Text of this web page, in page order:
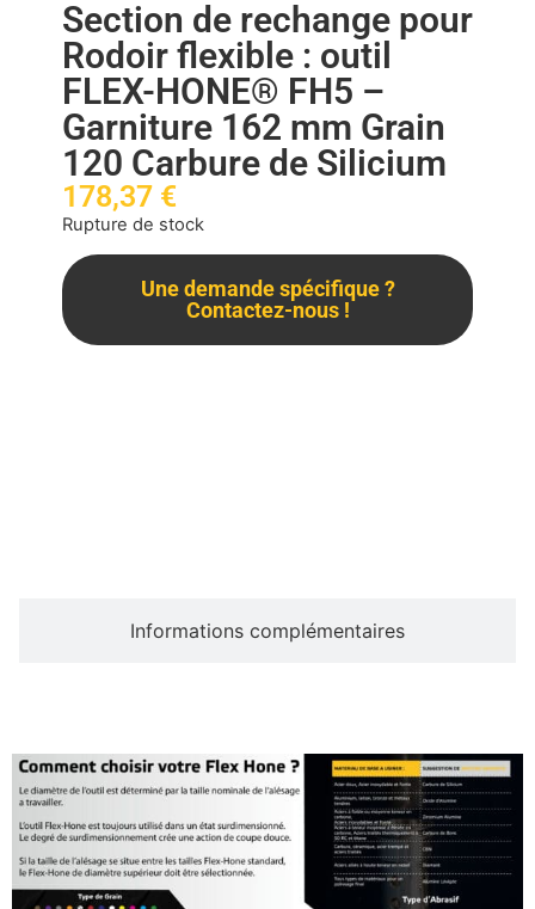
Section de rechange pour
Rodoir flexible : outil
FLEX-HONE® FH5 –
Garniture 162 mm Grain
120 Carbure de Silicium
178,37 €
Rupture de stock
Une demande spécifique ?
Contactez-nous !
Informations complémentaires